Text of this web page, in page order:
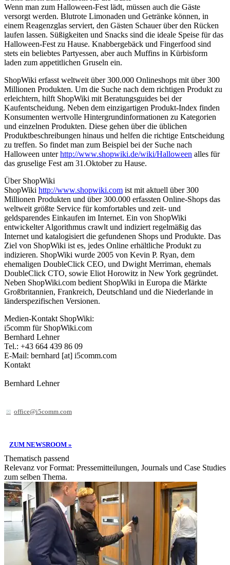
Wenn man zum Halloween-Fest lädt, müssen auch die Gäste
versorgt werden. Blutrote Limonaden und Getränke können, in
einem Reagenzglas serviert, den Gästen Schauer über den Rücken
laufen lassen. Süßigkeiten und Snacks sind die ideale Speise für das
Halloween-Fest zu Hause. Knabbergebäck und Fingerfood sind
stets ein beliebtes Partyessen, aber auch Muffins in Kürbisform
laden zum appetitlichen Gruseln ein.
ShopWiki erfasst weltweit über 300.000 Onlineshops mit über 300
Millionen Produkten. Um die Suche nach dem richtigen Produkt zu
erleichtern, hilft ShopWiki mit Beratungsguides bei der
Kaufentscheidung. Neben dem einzigartigen Produkt-Index finden
Konsumenten wertvolle Hintergrundinformationen zu Kategorien
und einzelnen Produkten. Diese gehen über die üblichen
Produktbeschreibungen hinaus und helfen die richtige Entscheidung
zu treffen. So findet man zum Beispiel bei der Suche nach
Halloween unterhttp://www.shopwiki.de/wiki/Halloween alles für
das gruselige Fest am 31.Oktober zu Hause.
Über ShopWiki
ShopWiki http://www.shopwiki.com ist mit aktuell über 300
Millionen Produkten und über 300.000 erfassten Online-Shops das
weltweit größte Service für komfortables und zeit- und
geldsparendes Einkaufen im Internet. Ein von ShopWiki
entwickelter Algorithmus crawlt und indiziert regelmäßig das
Internet und katalogisiert die gefundenen Shops und Produkte. Das
Ziel von ShopWiki ist es, jedes Online erhältliche Produkt zu
indizieren. ShopWiki wurde 2005 von Kevin P. Ryan, dem
ehemaligen DoubleClick CEO, und Dwight Merriman, ehemals
DoubleClick CTO, sowie Eliot Horowitz in New York gegründet.
Neben ShopWiki.com bedient ShopWiki in Europa die Märkte
Großbritannien, Frankreich, Deutschland und die Niederlande in
länderspezifischen Versionen.
Medien-Kontakt ShopWiki:
i5comm für ShopWiki.com
Bernhard Lehner
Tel.: +43 664 439 86 09
E-Mail: bernhard [at] i5comm.com
Kontakt
Bernhard Lehner
office@i5comm.com
ZUM NEWSROOM »
Thematisch passend
Relevanz vor Format: Pressemitteilungen, Journals und Case Studies
zum selben Thema.